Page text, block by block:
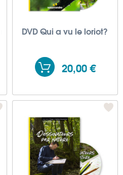
DVD Qui a vu le loriot?
20,00 €